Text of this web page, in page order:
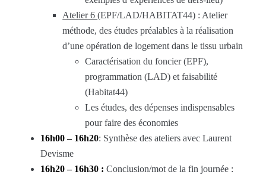
Atelier 6(EPF/LAD/HABITAT44) : Atelier
méthode, des études préalables à la réalisation
d’une opération de logement dans le tissu urbain
Caractérisation du foncier (EPF),
programmation (LAD) et faisabilité
(Habitat44)
Les études, des dépenses indispensables
pour faire des économies
16h00 – 16h20: Synthèse des ateliers avec Laurent
Devisme
16h20 – 16h30 : Conclusion/mot de la fin journée :